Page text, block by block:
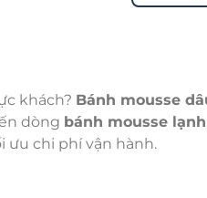
khách? Bánh mousse
dòng bánh mousse
ưu chi phí vận hành.